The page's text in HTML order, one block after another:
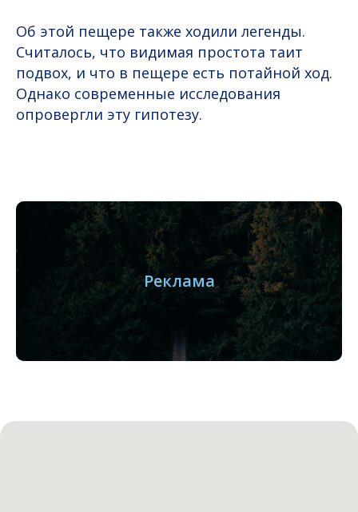
Об этой пещере также ходили легенды.
Считалось, что видимая простота таит
подвох, и что в пещере есть потайной ход.
Однако современные исследования
опровергли эту гипотезу.
Реклама